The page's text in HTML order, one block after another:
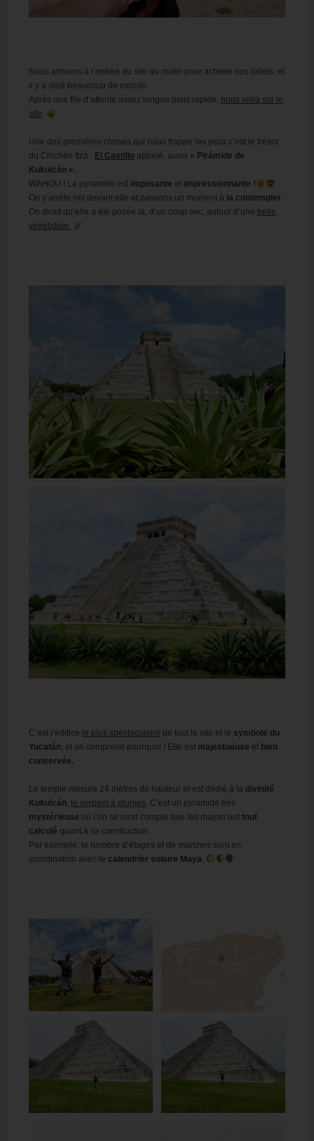
Nous arrivons à l’entrée du site au matin pour acheter nos billets, et
il y a déjà beaucoup de monde.
Après une file d’attente assez longue mais rapide, nous voilà sur le
site.
Une des premières choses qui nous frappe les yeux c’est le trésor
du Chichén Itzá : El Castillo appelé, aussi « Pirámide de
Kukulcán ».
WAHOU ! La pyramide est imposante et impressionnante !
On s’arrête net devant elle et passons un moment à la contempler.
On dirait qu’elle a été posée là, d’un coup sec, autour d’une belle
végétation.
C’est l’édifice le plus spectaculaire de tout le site et le symbole du
Yucatán, et on comprend pourquoi ! Elle est majestueuse et bien
conservée.
Le temple mesure 24 mètres de hauteur et est dédié à la divinité
Kukulcán, le serpent à plumes. C’est un pyramide très
mystérieuse où l’on se rend compte que les mayas onttout
calculé quant à sa construction.
Par exemple, le nombre d’étages et de marches sont en
coordination avec le calendrier solaire Maya.